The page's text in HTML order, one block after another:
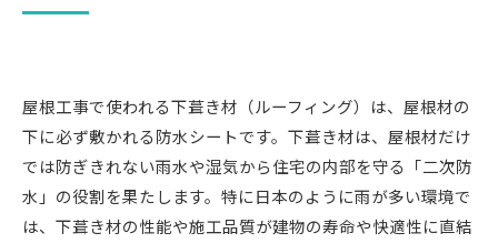
屋根工事で使われる下葺き材（ルーフィング）は、屋根材の
下に必ず敷かれる防水シートです。下葺き材は、屋根材だけ
では防ぎきれない雨水や湿気から住宅の内部を守る「二次防
水」の役割を果たします。特に日本のように雨が多い環境で
は、下葺き材の性能や施工品質が建物の寿命や快適性に直結